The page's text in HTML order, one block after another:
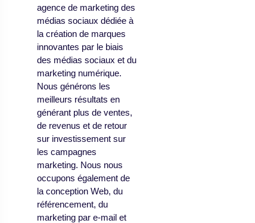
agence de marketing des
médias sociaux dédiée à
la création de marques
innovantes par le biais
des médias sociaux et du
marketing numérique.
Nous générons les
meilleurs résultats en
générant plus de ventes,
de revenus et de retour
sur investissement sur
les campagnes
marketing. Nous nous
occupons également de
la conception Web, du
référencement, du
marketing par e-mail et